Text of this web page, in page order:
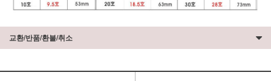
교환/반품/환불/취소